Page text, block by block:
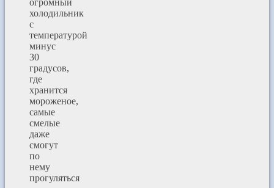
холодильник
с
температурой
минус
30
градусов,
где
хранится
мороженое,
самые
смелые
даже
смогут
по
нему
прогуляться